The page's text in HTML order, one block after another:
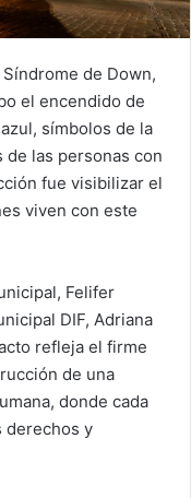
de Down,
el encendido de
símbolos de la
las personas con
fue visibilizar el
viven con este
Felifer
DIF, Adriana
refleja el firme
de una
donde cada
derechos y